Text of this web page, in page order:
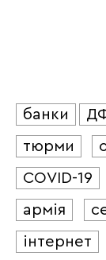
банки
тюрми
COVID-19
армія
інтернет